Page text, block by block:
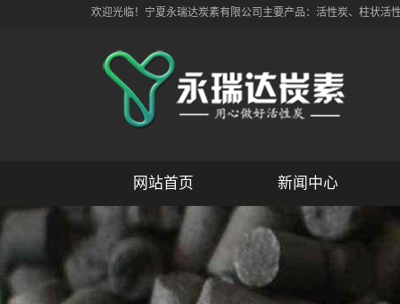
欢迎光临！宁夏永瑞达炭素有限公司主要产品：活性炭、柱状
网站首页 新闻中心